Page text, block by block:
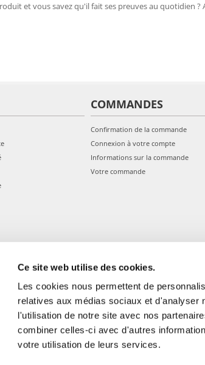
Ce site web utilise des cookies.
Les cookies nous permettent de
relatives aux médias sociaux et d'analyser
l'utilisation de notre site avec nos
combiner celles-ci avec d'autres
votre utilisation de leurs services.
et vous savez qu'il fait ses preuves au quotidien
COMMANDES
Confirmation de la commande
Connexion à votre compte
Informations sur la commande
Votre commande
FERA 24 UG Sede legale: